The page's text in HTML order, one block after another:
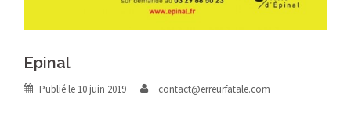
Epinal
Publié le 10 juin 2019 contact@erreurfatale.com